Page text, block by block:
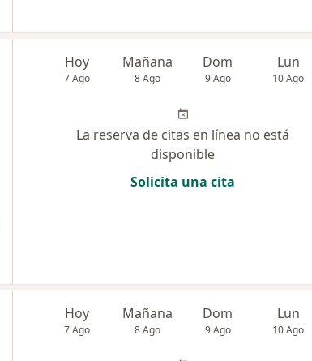
Hoy
7 Ago
Mañana
8 Ago
Dom
9 Ago
Lun
10 Ago
La reserva de citas en línea no está
disponible
Solicita una cita
Hoy
7 Ago
Mañana
8 Ago
Dom
9 Ago
Lun
10 Ago